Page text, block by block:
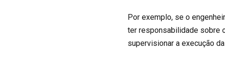
Por exemplo, se o
ter responsabilidade sobre
supervisionar a execução